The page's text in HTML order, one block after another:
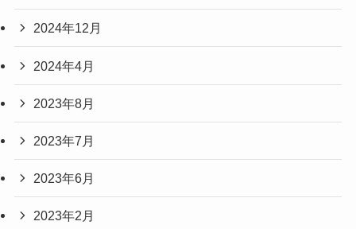
2024年12月
2024年4月
2023年8月
2023年7月
2023年6月
2023年2月